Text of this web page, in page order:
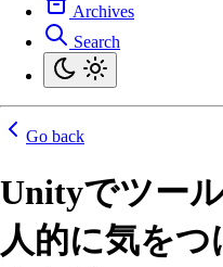
Archives
Search
Go back
Unityでツー
人的に気をつ